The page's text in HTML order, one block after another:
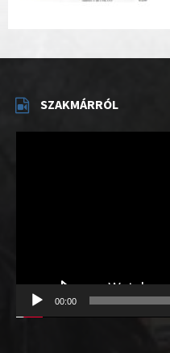
SZAKMÁRRÓL
00:00